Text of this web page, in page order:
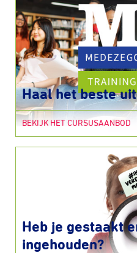
Haal het beste
BEKIJK HET CURSUSAANBOD
Heb je gestaakt
ingehouden?